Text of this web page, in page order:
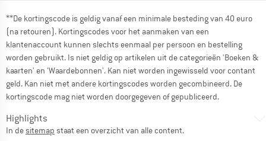
**De kortingscode is geldig vanaf een minimale besteding van 40 euro
(na retouren). Kortingscodes voor het aanmaken van een
klantenaccount kunnen slechts eenmaal per persoon en bestelling
worden gebruikt. Is niet geldig op artikelen uit de categorieën 'Boeken &
kaarten' en 'Waardebonnen'. Kan niet worden ingewisseld voor contant
geld. Kan niet met andere kortingscodes worden gecombineerd. De
kortingscode mag niet worden doorgegeven of gepubliceerd.
Highlights
In desitemap staat een overzicht van alle content.